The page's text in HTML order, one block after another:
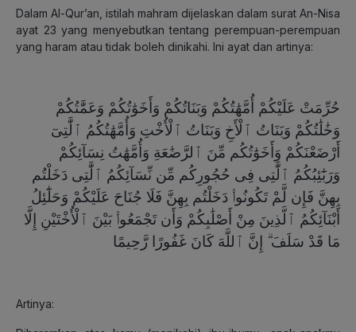
Dalam Al-Qur’an, istilah mahram dijelaskan dalam surat An-Nisa
ayat 23 yang menyebutkan tentang perempuan-perempuan
yang haram atau tidak boleh dinikahi. Ini ayat dan artinya:
حُرِّمَتْ عَلَيْكُمْ أُمَّهَٰتُكُمْ وَبَنَاتُكُمْ وَأَخَوَٰتُكُمْ وَعَمَّٰتُكُمْ
وَخَٰلَٰتُكُمْ وَبَنَاتُ ٱلْأَخِ وَبَنَاتُ ٱلْأُخْتِ وَأُمَّهَٰتُكُمُ ٱلَّٰتِىٓ
أَرْضَعْنَكُمْ وَأَخَوَٰتُكُم مِّنَ ٱلرَّضَٰعَةِ وَأُمَّهَٰتُ نِسَآئِكُمْ
وَرَبَٰٓئِبُكُمُ ٱلَّٰتِى فِى حُجُورِكُم مِّن نِّسَآئِكُمُ ٱلَّٰتِى دَخَلْتُم
بِهِنَّ فَإِن لَّمْ تَكُونُوا۟ دَخَلْتُم بِهِنَّ فَلَا جُنَاحَ عَلَيْكُمْ وَحَلَٰٓئِلُ
أَبْنَآئِكُمُ ٱلَّذِينَ مِنْ أَصْلَٰبِكُمْ وَأَن تَجْمَعُوا۟ بَيْنَ ٱلْأُخْتَيْنِ إِلَّا
مَا قَدْ سَلَفَ ۗ إِنَّ ٱللَّهَ كَانَ غَفُورًا رَّحِيمًا
Artinya: